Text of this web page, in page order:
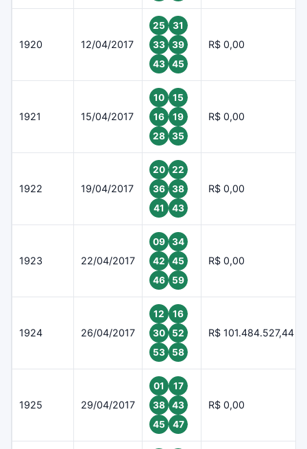
1920 12/04/2017
25
31
33
39
43
45
R$ 0,00
1921 15/04/2017
10
15
16
19
28
35
R$ 0,00
1922 19/04/2017
20
22
36
38
41
43
R$ 0,00
1923 22/04/2017
09
34
42
45
46
59
R$ 0,00
1924 26/04/2017
12
16
30
52
53
58
R$ 101.484.527,44
1925 29/04/2017
01
17
38
43
45
47
R$ 0,00